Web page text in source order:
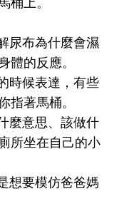
尿布為什麼會濕
體的反應。
時候表達，有些
指著馬桶。
麼意思、該做什
所坐在自己的小
想要模仿爸爸媽